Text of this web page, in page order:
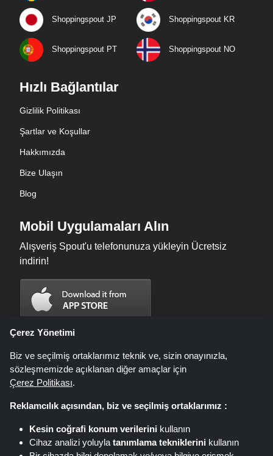
Shoppingspout JP Shoppingspout KR
Shoppingspout PT Shoppingspout NO
Hızlı Bağlantılar
Gizlilik Politikası
Şartlar ve Koşullar
Hakkımızda
Bize Ulaşın
Blog
Mobil Uygulamaları Alın
Alışveriş Spout'u telefonunuza yükleyin Ücretsiz
indirin!
Shoppingspout.com/tr fırsatların, indirimlerin ve kuponların sunulduğu bir
web sitesidir; bu fırsatlar veya teklifler farklı bağlı kuruluş ağları aracılığıyla
Çerez Yönetimi
Biz ve seçilmiş ortaklarımız teknik ve, sizin onayınızla,
sözleşmemizde açıklanan diğer amaçlar için
Çerez Politikası.
Reklamcılık açısından, biz ve seçilmiş ortaklarımız :
Kesin coğrafi konum verilerini kullanın
Cihaz analizi yoluyla tanımlama tekniklerini kullanın